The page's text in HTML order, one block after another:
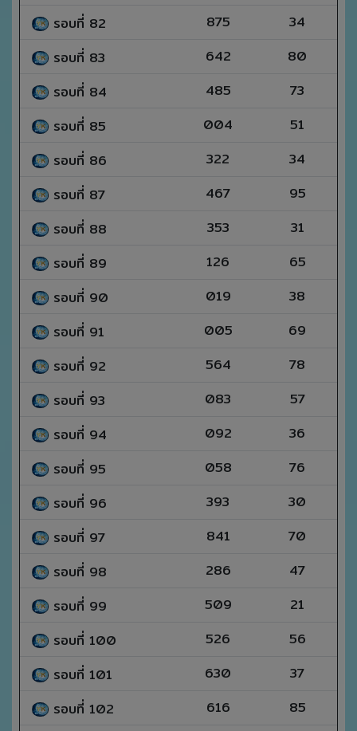
รอบที่ 82
875
34
รอบที่ 83
642
80
รอบที่ 84
485
73
รอบที่ 85
004
51
รอบที่ 86
322
34
รอบที่ 87
467
95
รอบที่ 88
353
31
รอบที่ 89
126
65
รอบที่ 90
019
38
รอบที่ 91
005
69
รอบที่ 92
564
78
รอบที่ 93
083
57
รอบที่ 94
092
36
รอบที่ 95
058
76
รอบที่ 96
393
30
รอบที่ 97
841
70
รอบที่ 98
286
47
รอบที่ 99
509
21
รอบที่ 100
526
56
รอบที่ 101
630
37
รอบที่ 102
616
85